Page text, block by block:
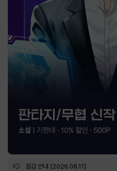
점검 안내 [2026.08.11]